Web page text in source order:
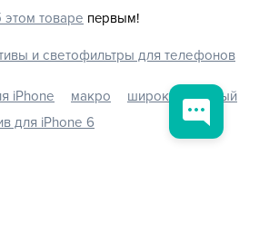
товаре первым!
и светофильтры для телефонов
iPhone макро
широкоугольный
для iPhone 6